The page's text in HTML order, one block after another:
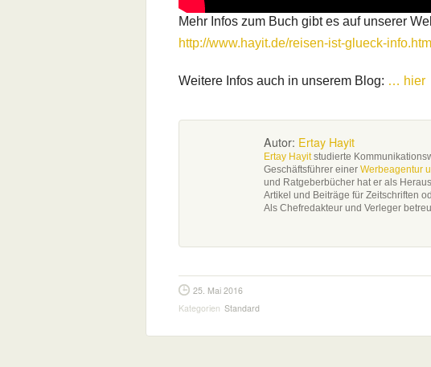
Mehr Infos zum Buch gibt es auf unserer
http://www.hayit.de/reisen-ist-glueck-info.html
Weitere Infos auch in unserem Blog: … hier
Autor: Ertay Hayit
Ertay Hayitstudierte
Geschäftsführer einer Werbeagentur
und Ratgeberbücher hat er als
Artikel und Beiträge für Zeitschriften
Als Chefredakteur und Verleger
25. Mai 2016
Kategorien Standard